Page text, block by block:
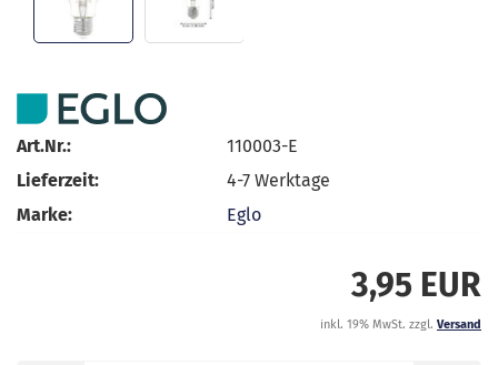
Art.Nr.:
110003-E
Lieferzeit:
4-7 Werktage
Marke:
Eglo
3,95 EUR
inkl. 19% MwSt. zzgl. Versand